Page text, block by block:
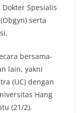
Spesialis
serta
bersama-
lain, yakni
(UC) dengan
Hang
(21/2).